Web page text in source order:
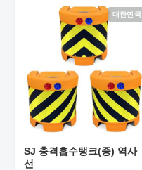
대한민국
SJ 충격흡수탱크(중) 역사
선